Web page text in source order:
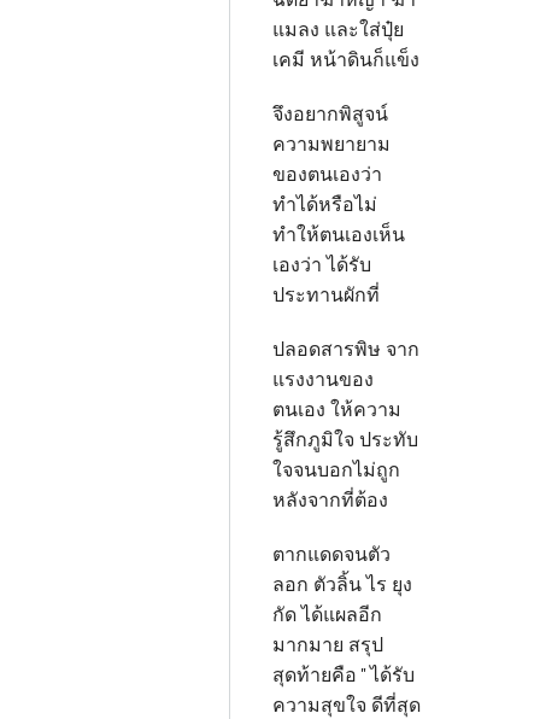
แมลง และใส่ปุ๋ย
เคมี หน้าดินก็แข็ง
จึงอยากพิสูจน์
ความพยายาม
ของตนเองว่า
ทำได้หรือไม่
ทำให้ตนเองเห็น
เองว่า ได้รับ
ประทานผักที่
ปลอดสารพิษ จาก
แรงงานของ
ตนเอง ให้ความ
รู้สึกภูมิใจ ประทับ
ใจจนบอกไม่ถูก
หลังจากที่ต้อง
ตากแดดจนตัว
ลอก ตัวลิ้น ไร ยุง
กัด ได้แผลอีก
มากมาย สรุป
สุดท้ายคือ " ได้รับ
ความสุขใจ ดีที่สุด